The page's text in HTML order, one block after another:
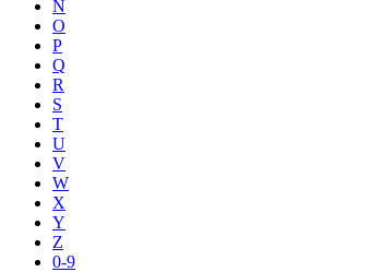
N
O
P
Q
R
S
T
U
V
W
X
Y
Z
0-9